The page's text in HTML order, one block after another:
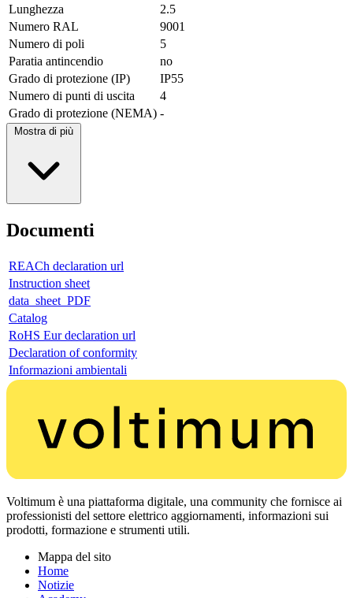
Lunghezza
2.5
Numero RAL
9001
Numero di poli
5
Paratia antincendio
no
Grado di protezione (IP)
IP55
Numero di punti di uscita
4
Grado di protezione (NEMA) -
Mostra di più
Documenti
REACh declaration url
Instruction sheet
data_sheet_PDF
Catalog
RoHS Eur declaration url
Declaration of conformity
Informazioni ambientali
Voltimum è una piattaforma digitale, una community che fornisce ai
professionisti del settore elettrico aggiornamenti, informazioni sui
prodotti, formazione e strumenti utili.
Mappa del sito
Home
Notizie